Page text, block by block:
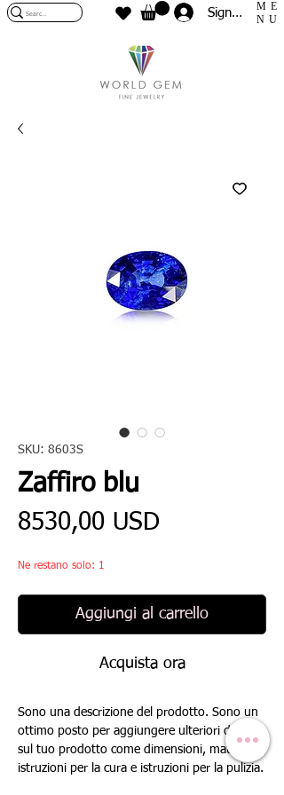
Sign In
ME
NU
SKU: 8603S
Zaffiro blu
8530,00 USD
Ne restano solo: 1
Aggiungi al carrello
Acquista ora
Sono una descrizione del prodotto. Sono un
ottimo posto per aggiungere ulteriori dettagli
sul tuo prodotto come dimensioni, materiale,
istruzioni per la cura e istruzioni per la pulizia.